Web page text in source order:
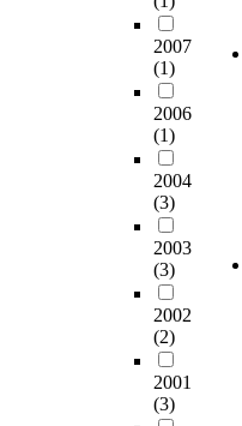
2007
(1)
2006
(1)
2004
(3)
2003
(3)
2002
(2)
2001
(3)